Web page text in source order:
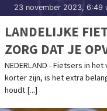
23 november 2023, 6:49
LANDELIJKE
ZORG DAT JE
NEDERLAND - Fietsers in
korter zijn, is het extra
houdt [...]